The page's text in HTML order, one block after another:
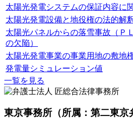
太陽光発電システムの保証内容に
太陽光発電設備と地役権の法的解
太陽光パネルからの落雪事故（
の欠陥）
太陽光発電事業の事業用地の敷地
発電量シミュレーション値
一覧を見る
東京事務所 （所属：第二東京